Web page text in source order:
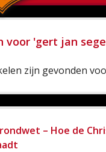
voor 'gert jan
zijn gevonden
– Hoe de